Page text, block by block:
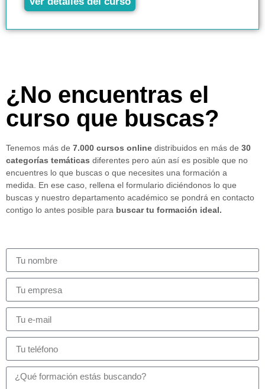
¿No encuentras el
curso que buscas?
Tenemos más de 7.000 cursos online distribuidos en más de 30
categorías temáticas diferentes pero aún así es posible que no
encuentres lo que buscas o que necesites una formación a
medida. En ese caso, rellena el formulario diciéndonos lo que
buscas y nuestro departamento académico se pondrá en contacto
contigo lo antes posible para buscar tu formación ideal.